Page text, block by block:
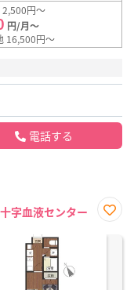
2,500円～
円/月～
16,500円～
電話する
字血液センター
に入